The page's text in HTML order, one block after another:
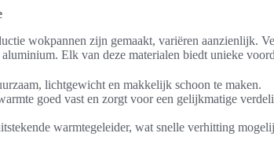
wokpannen zijn gemaakt, variëren aanzienlijk.
Elk van deze materialen biedt unieke
lichtgewicht en makkelijk schoon te maken.
goed vast en zorgt voor een gelijkmatige
warmtegeleider, wat snelle verhitting